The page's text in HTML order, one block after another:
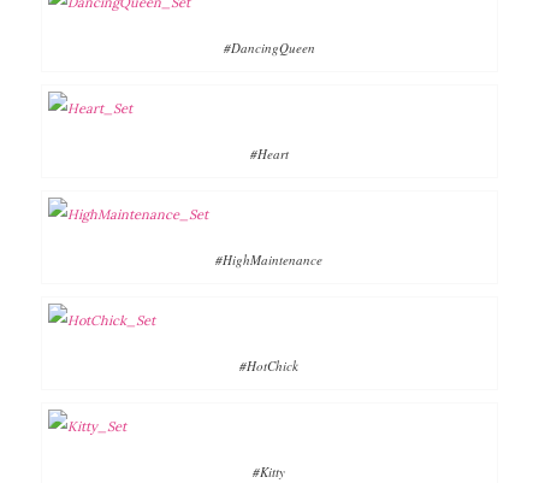
#DancingQueen
#Heart
#HighMaintenance
#HotChick
#Kitty